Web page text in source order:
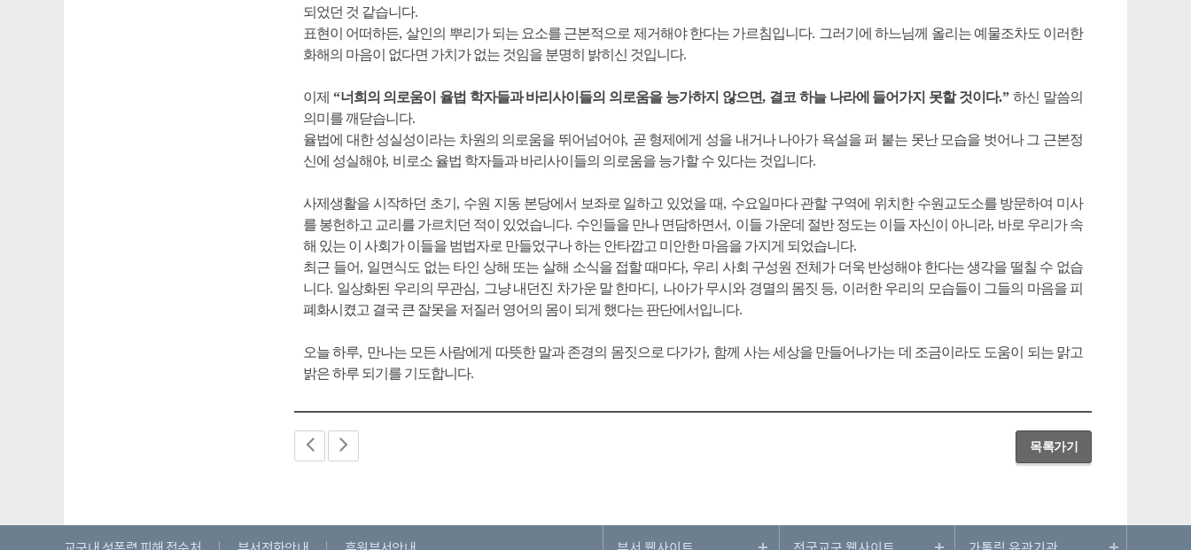
되었던 것 같습니다.
표현이 어떠하든,살인의 뿌리가 되는 요소를 근본적으로 제거해야 한다는 가르침입니다. 그러기에 하느님께 올리는 예물조차도 이러한
화해의 마음이 없다면 가치가 없는 것임을 분명히 밝히신 것입니다.
이제 “너희의 의로움이 율법 학자들과 바리사이들의 의로움을 능가하지 않으면, 결코 하늘 나라에 들어가지 못할 것이다.” 하신 말씀의
의미를 깨닫습니다.
율법에 대한 성실성이라는 차원의 의로움을 뛰어넘어야, 곧 형제에게 성을 내거나 나아가 욕설을 퍼 붙는 못난 모습을 벗어나 그 근본정
신에 성실해야, 비로소 율법 학자들과 바리사이들의 의로움을 능가할 수 있다는 것입니다.
사제생활을 시작하던 초기 , 수원 지동 본당에서 보좌로 일하고 있었을 때, 수요일마다 관할 구역에 위치한 수원교도소를 방문하여 미사
를 봉헌하고 교리를 가르치던 적이 있었습니다. 수인들을 만나 면담하면서, 이들 가운데 절반 정도는 이들 자신이 아니라, 바로 우리가 속
해 있는 이 사회가 이들을 범법자로 만들었구나 하는 안타깝고 미안한 마음을 가지게 되었습니다.
최근 들어, 일면식도 없는 타인 상해 또는 살해 소식을 접할 때마다, 우리 사회 구성원 전체가 더욱 반성해야 한다는 생각을 떨칠 수 없습
니다. 일상화된 우리의 무관심, 그냥 내던진 차가운 말 한마디 , 나아가 무시와 경멸의 몸짓 등, 이러한 우리의 모습들이 그들의 마음을 피
폐화시켰고 결국 큰 잘못을 저질러 영어의 몸이 되게 했다는 판단에서입니다.
오늘 하루, 만나는 모든 사람에게 따뜻한 말과 존경의 몸짓으로 다가가, 함께 사는 세상을 만들어나가는 데 조금이라도 도움이 되는 맑고
밝은 하루 되기를 기도합니다.
목록가기